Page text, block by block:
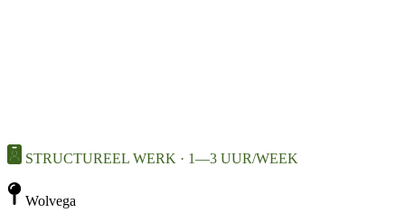
STRUCTUREEL WERK · 1—3 UUR/WEEK
Wolvega